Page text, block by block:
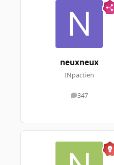
neuxneux
INpactien
347
messages